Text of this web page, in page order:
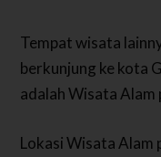
Tempat wisata
berkunjung ke kota
adalah Wisata Alam
Lokasi Wisata Alam